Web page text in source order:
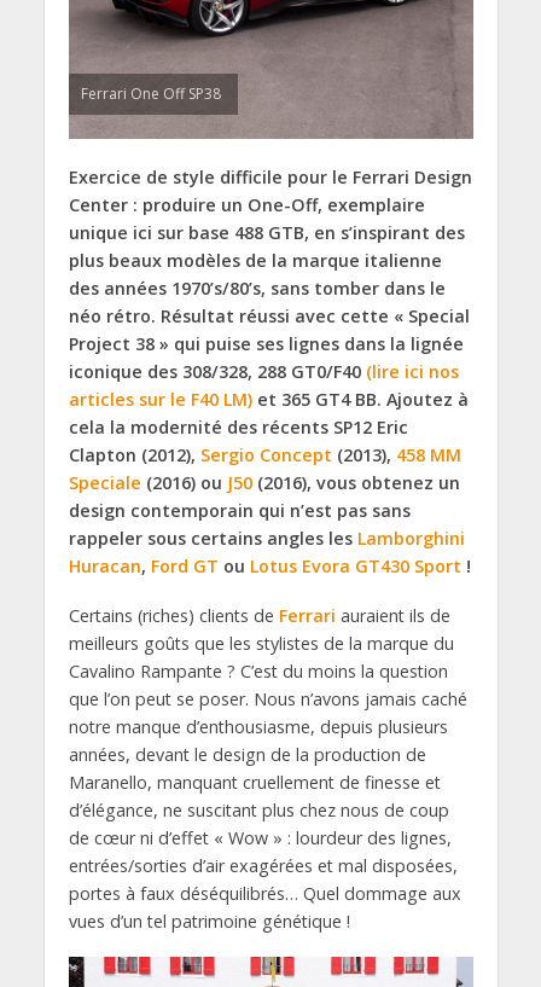
Ferrari One Off SP38
Exercice de style difficile pour le Ferrari Design
Center : produire un One-Off, exemplaire
unique ici sur base 488 GTB, en s’inspirant des
plus beaux modèles de la marque italienne
des années 1970’s/80’s, sans tomber dans le
néo rétro. Résultat réussi avec cette « Special
Project 38 » qui puise ses lignes dans la lignée
iconique des 308/328, 288 GT0/F40 (lire ici nos
articles sur le F40 LM)et 365 GT4 BB. Ajoutez à
cela la modernité des récents SP12 Eric
Clapton (2012), Sergio Concept (2013), 458 MM
Speciale (2016) ou J50(2016), vous obtenez un
design contemporain qui n’est pas sans
rappeler sous certains angles les Lamborghini
Huracan, Ford GT ou Lotus Evora GT430 Sport !
Certains (riches) clients de Ferrari auraient ils de
meilleurs goûts que les stylistes de la marque du
Cavalino Rampante ? C’est du moins la question
que l’on peut se poser. Nous n’avons jamais caché
notre manque d’enthousiasme, depuis plusieurs
années, devant le design de la production de
Maranello, manquant cruellement de finesse et
d’élégance, ne suscitant plus chez nous de coup
de cœur ni d’effet « Wow » : lourdeur des lignes,
entrées/sorties d’air exagérées et mal disposées,
portes à faux déséquilibrés… Quel dommage aux
vues d’un tel patrimoine génétique !